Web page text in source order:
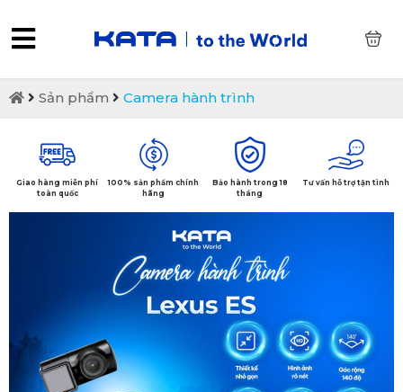
Sản phẩm Camera hành trình
Giao hàng miễn phí
toàn quốc
100% sản phẩm chính
hãng
Bảo hành trong 18
tháng
Tư vấn hỗ trợ tận tình